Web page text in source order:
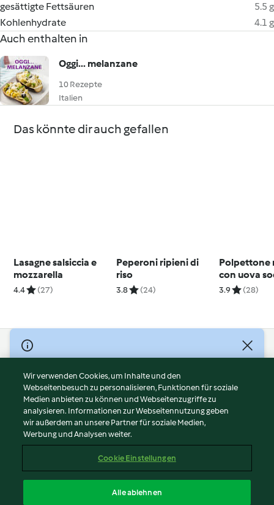
gesättigte Fettsäuren
5.5 g
Kohlenhydrate
4.1 g
Auch enthalten in
Oggi... melanzane
10 Rezepte
Italien
Das könnte dir auch gefallen
Lasagne salsiccia e
mozzarella
4.4 (27)
Peperoni ripieni di
riso
3.8 (24)
Polpettone
con uova
3.9 (28)
© Copyright 2026
Nutzungsbedingungen
Datenschutzrichtlinien
Disclaimer
Impressum
Cookies
Abo kündigen
Erklärung zur Barrierefreiheit
Wir verwenden Cookies, um Inhalte und den
Webseitenbesuch zu personalisieren, Funktionen für soziale
Medien anbieten zu können und Webseitenzugriffe zu
analysieren. Informationen zur Webseitennutzung geben
wir außerdem an unsere Partner für soziale Medien,
Werbung und Analysen weiter.
Cookie Einstellungen
Alle ablehnen